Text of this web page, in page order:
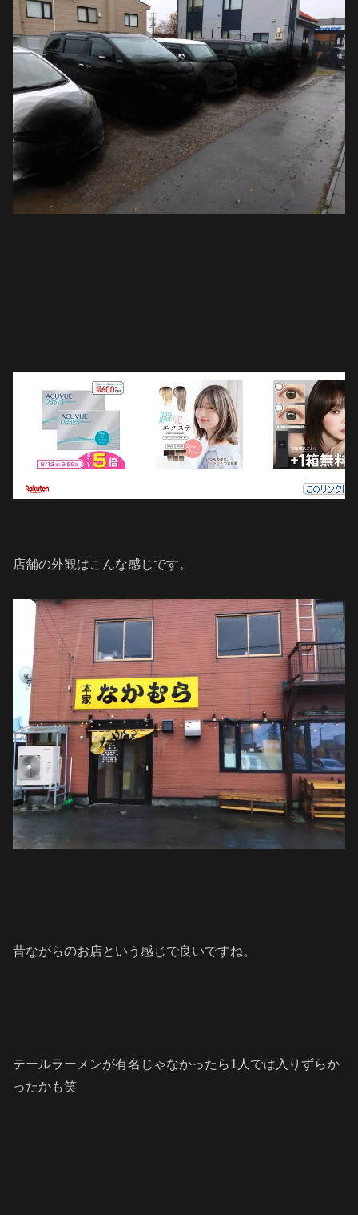
店舗の外観はこんな感じです。
昔ながらのお店という感じで良いですね。
テールラーメンが有名じゃなかったら1人では入りずらか
ったかも笑